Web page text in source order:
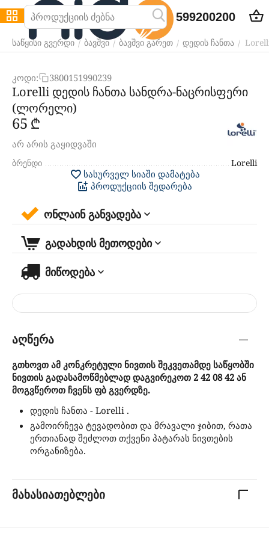
599200200
საწყისი გვერდი / ბავშვი / ბავშვი გარეთ / დედის ჩანთა /
კოდი: 3800151990239
Lorelli დედის ჩანთა სანდრა-ნაცრისფერი
(ლორელი)
‍65‍ ₾
არ არის გაყიდვაში
ბრენდი Lorelli
სასურველ სიაში დამატება
პროდუქციის შედარება
ონლაინ განვადება
გადახდის მეთოდები
მიწოდება
აღწერა
გთხოვთ ამ კონკრეტული ნივთის შეკვეთამდე საწყობში
ნივთის გადასამოწმებლად დაგვირეკოთ 2 42 08 42 ან
მოგვწეროთ ჩვენს ფბ გვერდზე.
დედის ჩანთა - Lorelli .
გამოირჩევა ტევადობით და მრავალი ჯიბით, რათა
ერთიანად შეძლოთ თქვენი პატარას ნივთების
ორგანიზება.
მახასიათებლები